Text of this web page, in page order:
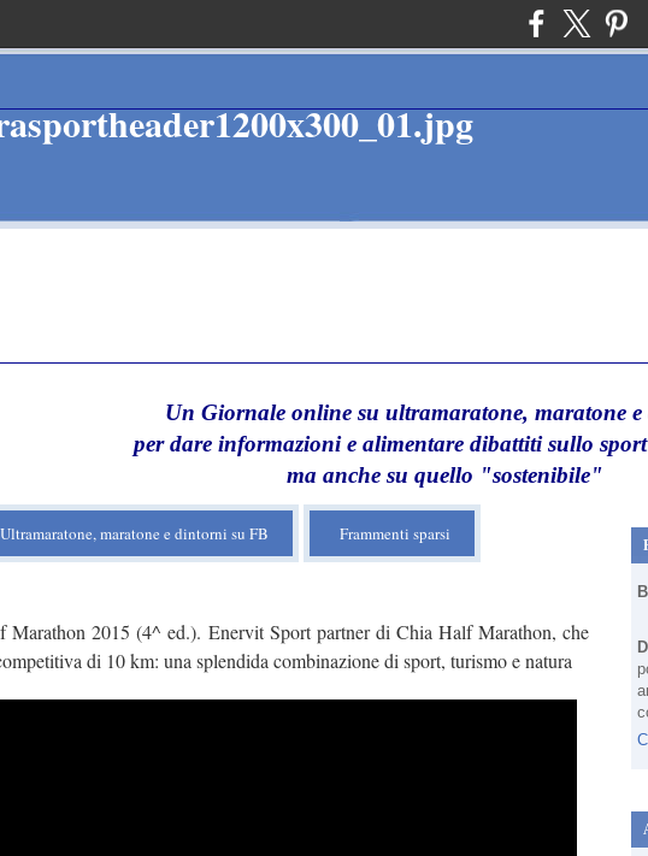
Un Giornale online su ultramaratone, maratone
per dare informazioni e alimentare dibattiti sullo
ma anche su quello "sostenibile"
Ultramaratone, maratone e dintorni su FB Frammenti sparsi
Marathon 2015 (4^ ed.). Enervit Sport partner di Chia Half Marathon, che
di 10 km: una splendida combinazione di sport, turismo e natura